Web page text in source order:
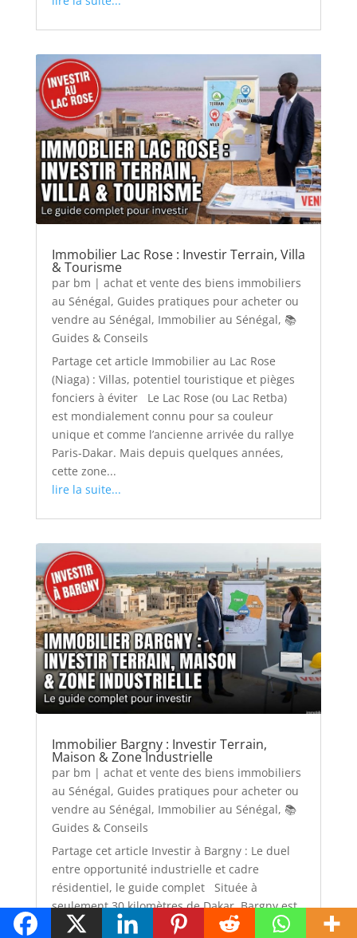
Immobilier Lac Rose : Investir Terrain, Villa
& Tourisme
par bm | achat et vente des biens immobiliers
au Sénégal, Guides pratiques pour acheter ou
vendre au Sénégal, Immobilier au Sénégal, 📚
Guides & Conseils
Partage cet article Immobilier au Lac Rose
(Niaga) : Villas, potentiel touristique et pièges
fonciers à éviter Le Lac Rose (ou Lac Retba)
est mondialement connu pour sa couleur
unique et comme l’ancienne arrivée du rallye
Paris-Dakar. Mais depuis quelques années,
cette zone...
lire la suite...
Immobilier Bargny : Investir Terrain,
Maison & Zone Industrielle
par bm | achat et vente des biens immobiliers
au Sénégal, Guides pratiques pour acheter ou
vendre au Sénégal, Immobilier au Sénégal, 📚
Guides & Conseils
Partage cet article Investir à Bargny : Le duel
entre opportunité industrielle et cadre
résidentiel, le guide complet Située à
seulement 30 kilomètres de Dakar, Bargny est
une ville carrefour au destin singulier. Coincée